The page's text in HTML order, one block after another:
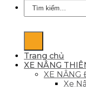
Tìm
kiếm:
Trang chủ
XE NÂNG
XE NÂNG
Xe